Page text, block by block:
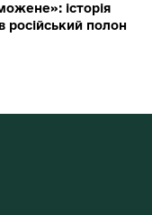
історія
російський полон